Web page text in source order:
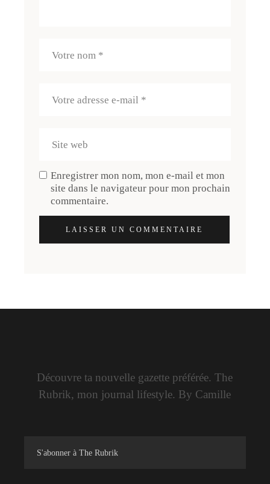
Enregistrer mon nom, mon e-mail et mon
site dans le navigateur pour mon prochain
commentaire.
LAISSER UN COMMENTAIRE
Découvre ta nouvelle gazette préférée. The
Rubrik, mon journal lifestyle. By Camille